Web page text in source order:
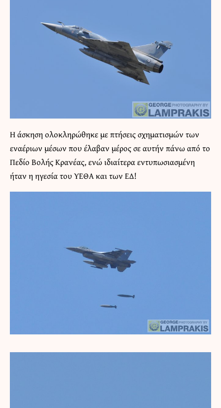
Η άσκηση ολοκληρώθηκε με πτήσεις σχηματισμών των
εναέριων μέσων που έλαβαν μέρος σε αυτήν πάνω από το
Πεδίο Βολής Κρανέας, ενώ ιδιαίτερα εντυπωσιασμένη
ήταν η ηγεσία του ΥΕΘΑ και των ΕΔ!